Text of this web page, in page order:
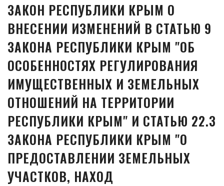
ЗАКОН РЕСПУБЛИКИ КРЫМ О
ВНЕСЕНИИ ИЗМЕНЕНИЙ В СТАТЬЮ 9
ЗАКОНА РЕСПУБЛИКИ КРЫМ "ОБ
ОСОБЕННОСТЯХ РЕГУЛИРОВАНИЯ
ИМУЩЕСТВЕННЫХ И ЗЕМЕЛЬНЫХ
ОТНОШЕНИЙ НА ТЕРРИТОРИИ
РЕСПУБЛИКИ КРЫМ" И СТАТЬЮ 22.3
ЗАКОНА РЕСПУБЛИКИ КРЫМ "О
ПРЕДОСТАВЛЕНИИ ЗЕМЕЛЬНЫХ
УЧАСТКОВ, НАХОД